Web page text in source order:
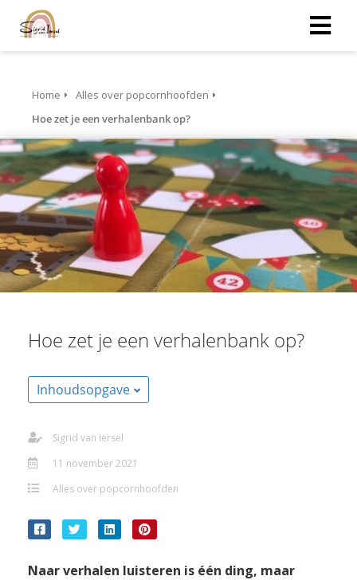
Home
Alles over popcornhoofden
Hoe zet je een verhalenbank op?
Hoe zet je een verhalenbank op?
Inhoudsopgave
Sigrid van Iersel
11 november 2021
Alles over popcornhoofden
Naar verhalen luisteren is één ding, maar